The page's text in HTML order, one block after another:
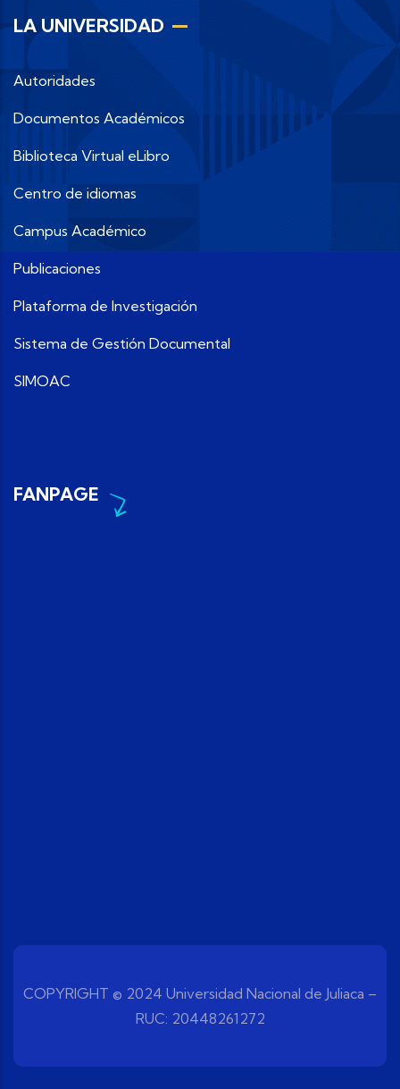
LA UNIVERSIDAD
Autoridades
Documentos Académicos
Biblioteca Virtual eLibro
Centro de idiomas
Campus Académico
Publicaciones
Plataforma de Investigación
Sistema de Gestión Documental
SIMOAC
FANPAGE
COPYRIGHT © 2024 Universidad Nacional de Juliaca –
RUC: 20448261272